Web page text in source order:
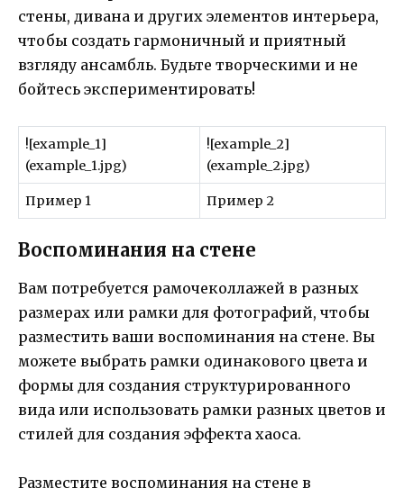
стены, дивана и других элементов интерьера,
чтобы создать гармоничный и приятный
взгляду ансамбль. Будьте творческими и не
бойтесь экспериментировать!
![example_1]
(example_1.jpg)
![example_2]
(example_2.jpg)
Пример 1 Пример 2
Воспоминания на стене
Вам потребуется рамочеколлажей в разных
размерах или рамки для фотографий, чтобы
разместить ваши воспоминания на стене. Вы
можете выбрать рамки одинакового цвета и
формы для создания структурированного
вида или использовать рамки разных цветов и
стилей для создания эффекта хаоса.
Разместите воспоминания на стене в